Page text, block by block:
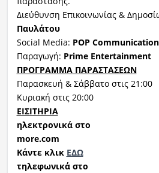
Διεύθυνση Επικοινωνίας &
Παυλάτου
Social Media: POP
Παραγωγή: Prime Entertainment
ΠΡΟΓΡΑΜΜΑ ΠΑΡΑΣΤΑΣΕΩΝ
Παρασκευή & Σάββατο στις 21:00
Κυριακή στις 20:00
ΕΙΣΙΤΗΡΙΑ
ηλεκτρονικά στο
more.com
Κάντε κλικ ΕΔΩ
τηλεφωνικά στο